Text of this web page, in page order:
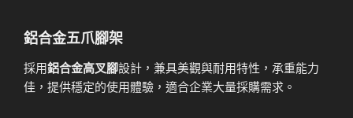
鋁合金五爪腳架
採用鋁合金高叉腳設計，兼具美觀與耐用特性，承重能力
佳，提供穩定的使用體驗，適合企業大量採購需求。